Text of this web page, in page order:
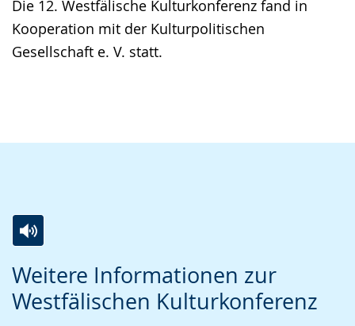
Die 12. Westfälische Kulturkonferenz fand in
Kooperation mit der Kulturpolitischen
Gesellschaft e. V. statt.
Weitere Informationen zur
Westfälischen Kulturkonferenz
Leichten
Sprache
Audio-
Unterstützung.
Video
in